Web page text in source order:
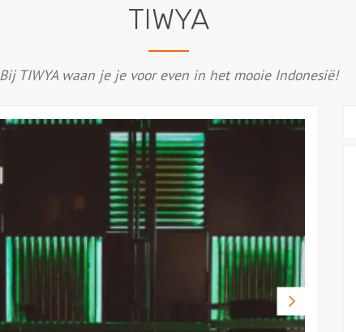
TIWYA
Bij TIWYA waan je je voor even in het mooie Indonesië!
Volgende
foto